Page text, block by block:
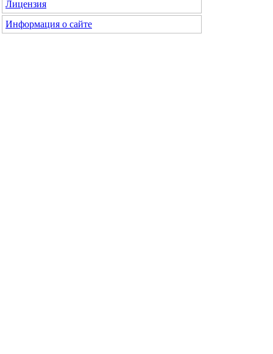
Лицензия
Информация о сайте